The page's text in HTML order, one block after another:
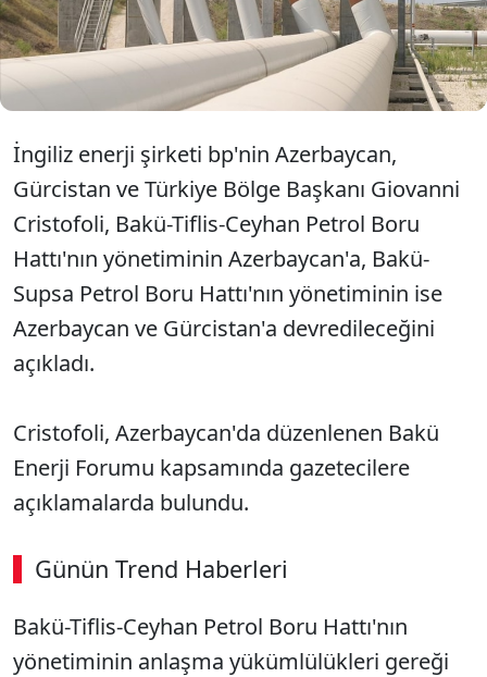
da projedeki ortaklığını ve faaliyetlerini
sürdüreceğini açıkladı.
İngiliz enerji şirketi bp'nin Azerbaycan,
Gürcistan ve Türkiye Bölge Başkanı Giovanni
Cristofoli, Bakü-Tiflis-Ceyhan Petrol Boru
Hattı'nın yönetiminin Azerbaycan'a, Bakü-
Supsa Petrol Boru Hattı'nın yönetiminin ise
Azerbaycan ve Gürcistan'a devredileceğini
açıkladı.
Cristofoli, Azerbaycan'da düzenlenen Bakü
Enerji Forumu kapsamında gazetecilere
açıklamalarda bulundu.
Günün Trend Haberleri
00:02 / 09:15
Sesi Aç
Bakü-Tiflis-Ceyhan Petrol Boru Hattı'nın
yönetiminin anlaşma yükümlülükleri gereği